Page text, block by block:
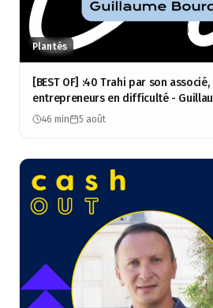
Plantés
[BEST OF] :40 Trahi par son
entrepreneurs en difficulté -
46 min 5 août